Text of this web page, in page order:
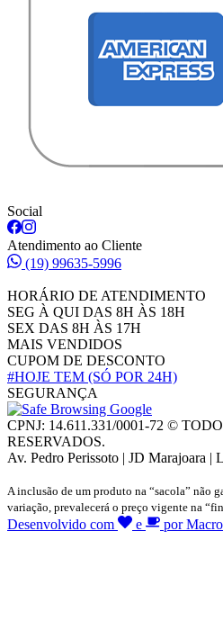
Social
Atendimento ao Cliente
(19) 99635-5996
HORÁRIO DE ATENDIMENTO
SEG À QUI DAS 8H ÀS 18H
SEX DAS 8H ÀS 17H
MAIS VENDIDOS
CUPOM DE DESCONTO
#HOJE TEM (SÓ POR 24H)
SEGURANÇA
CPNJ: 14.611.331/0001-72 ©
RESERVADOS.
Av. Pedro Perissoto | JD Marajoara |
A inclusão de um produto na “sacola” não
variação, prevalecerá o preço vigente na
Desenvolvido com e por Macro